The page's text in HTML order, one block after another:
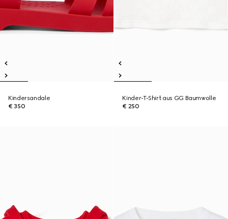
Kindersandale
€ 350
Kinder-T-Shirt aus GG Baumwolle
€ 250